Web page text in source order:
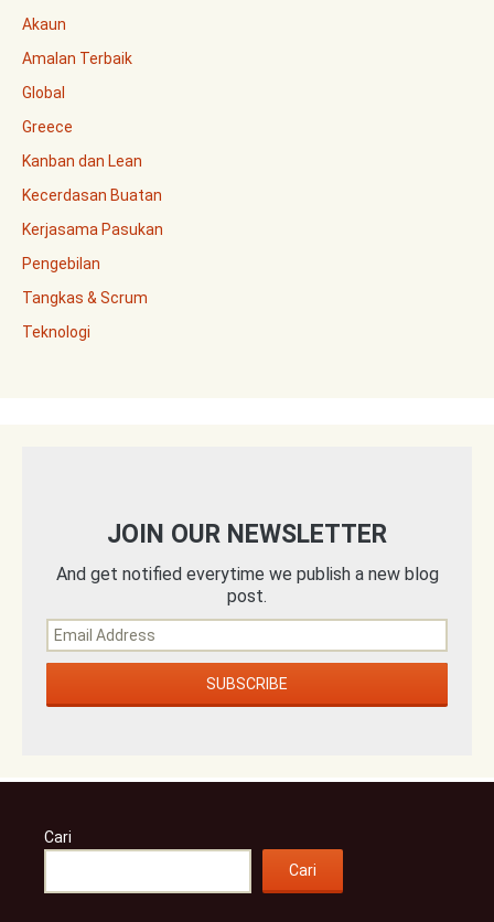
Akaun
Amalan Terbaik
Global
Greece
Kanban dan Lean
Kecerdasan Buatan
Kerjasama Pasukan
Pengebilan
Tangkas & Scrum
Teknologi
JOIN OUR NEWSLETTER
And get notified everytime we publish a new blog
post.
Cari
Cari